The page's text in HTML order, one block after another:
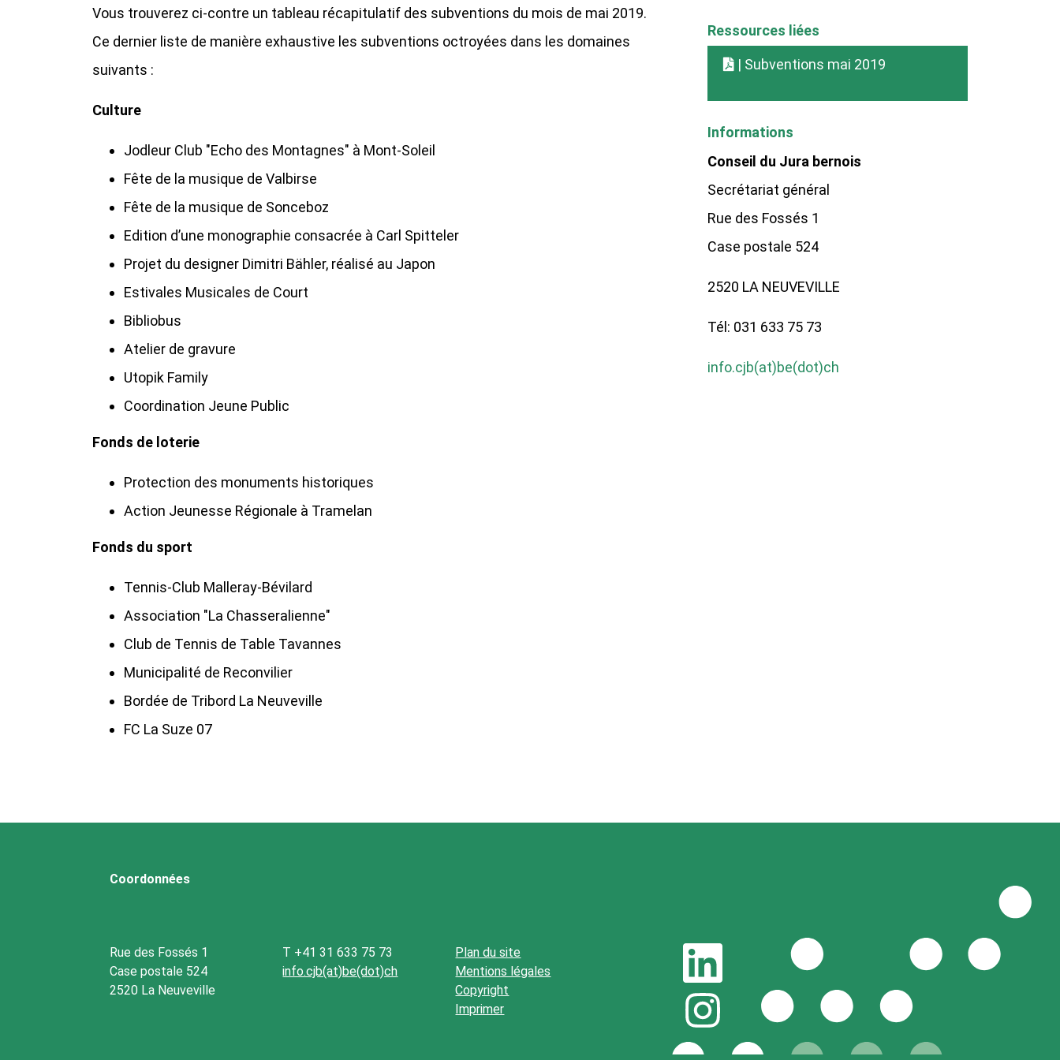
Vous trouverez ci-contre un tableau récapitulatif des subventions du mois de mai 2019.
Ce dernier liste de manière exhaustive les subventions octroyées dans les domaines
suivants :
Culture
Jodleur Club "Echo des Montagnes" à Mont-Soleil
Fête de la musique de Valbirse
Fête de la musique de Sonceboz
Edition d’une monographie consacrée à Carl Spitteler
Projet du designer Dimitri Bähler, réalisé au Japon
Estivales Musicales de Court
Bibliobus
Atelier de gravure
Utopik Family
Coordination Jeune Public
Fonds de loterie
Protection des monuments historiques
Action Jeunesse Régionale à Tramelan
Fonds du sport
Tennis-Club Malleray-Bévilard
Association "La Chasseralienne"
Club de Tennis de Table Tavannes
Municipalité de Reconvilier
Bordée de Tribord La Neuveville
FC La Suze 07
Ressources liées
| Subventions mai 2019
Informations
Conseil du Jura bernois
Secrétariat général
Rue des Fossés 1
Case postale 524
2520 LA NEUVEVILLE
Tél: 031 633 75 73
info.cjb(at)be(dot)ch
Coordonnées
Rue des Fossés 1
Case postale 524
2520 La Neuveville
T +41 31 633 75 73
info.cjb(at)be(dot)ch
Plan du site
Mentions légales
Copyright
Imprimer